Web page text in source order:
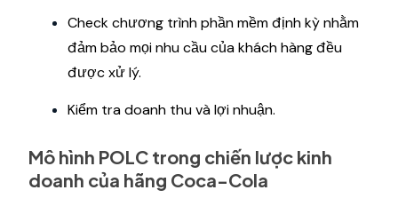
Check chương trình phần mềm định kỳ nhằm
đảm bảo mọi nhu cầu của khách hàng đều
được xử lý.
Kiểm tra doanh thu và lợi nhuận.
Mô hình POLC trong chiến lược kinh
doanh của hãng Coca-Cola